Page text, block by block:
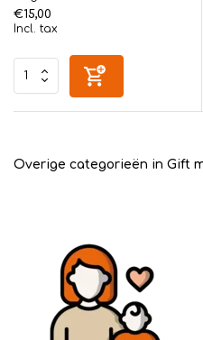
€15,00
Incl. tax
Overige categorieën in Gift